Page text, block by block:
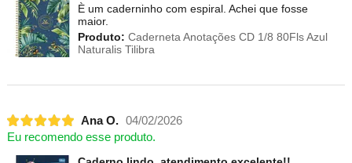
È um caderninho com espiral. Achei que fosse
maior.
Produto: Caderneta Anotações CD 1/8 80Fls Azul
Naturalis Tilibra
Ana O. 04/02/2026
Eu recomendo esse produto.